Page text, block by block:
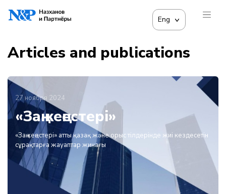
Eng
Articles and publications
27 ноября 2024
«Заң кеңестері»
«Заң кеңестері» атты қазақ және орыс тілдерінде жиі кездесетін
сұрақтарға жауаптар жинағы